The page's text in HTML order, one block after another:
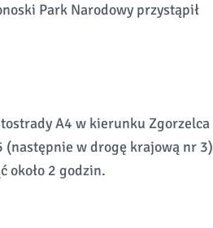
Park Narodowy przystąpił
A4 w kierunku Zgorzelca
(następnie w drogę krajową nr 3)
około 2 godzin.